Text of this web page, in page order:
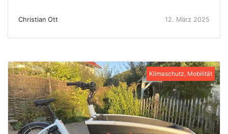
Christian Ott 12. März 2025
Klimaschutz, Mobilität